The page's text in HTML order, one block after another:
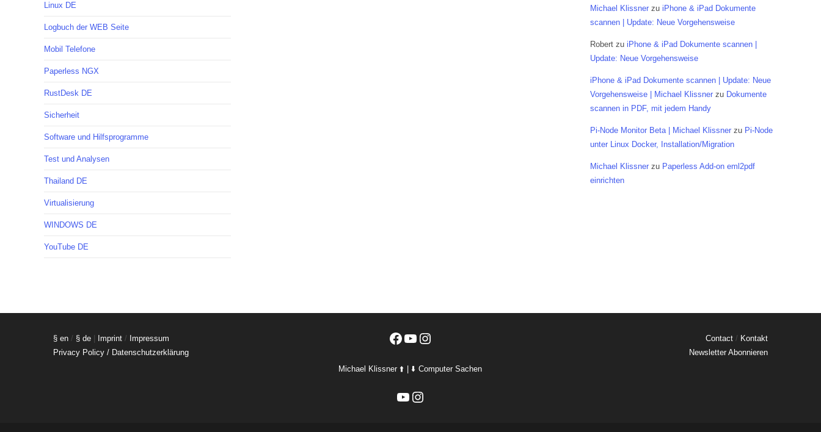
Linux DE
Logbuch der WEB Seite
Mobil Telefone
Paperless NGX
RustDesk DE
Sicherheit
Software und Hilfsprogramme
Test und Analysen
Thailand DE
Virtualisierung
WINDOWS DE
YouTube DE
Michael Klissner zu iPhone & iPad Dokumente
scannen | Update: Neue Vorgehensweise
Robert zu iPhone & iPad Dokumente scannen |
Update: Neue Vorgehensweise
iPhone & iPad Dokumente scannen | Update: Neue
Vorgehensweise | Michael Klissner zu Dokumente
scannen in PDF, mit jedem Handy
Pi-Node Monitor Beta | Michael Klissner zu Pi-Node
unter Linux Docker, Installation/Migration
Michael Klissner zu Paperless Add-on eml2pdf
einrichten
§ en / § de Imprint / Impressum
Privacy Policy / Datenschutzerklärung
Facebook
YouTubeInstagram
Michael Klissner ⬆️ | ⬇️ Computer Sachen
YouTubeInstagram
Contact/ Kontakt
Newsletter Abonnieren